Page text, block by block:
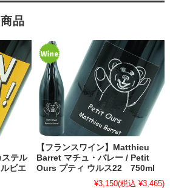
品
テル
ビエ
【フランスワイン】Matthieu
Barret マチュ・バレー / Petit
Ours プティ ウルス22 750ml
¥3,150(税込 ¥3,465)